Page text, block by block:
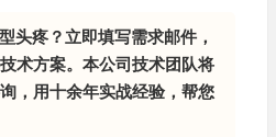
头疼？立即填写需求邮件，
术方案。本公司技术团队将
，用十余年实战经验，帮您